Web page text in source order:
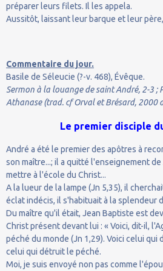
préparer leurs filets. Il les appela.
Aussitôt, laissant leur barque et leur
Commentaire du jour.
Basile de Séleucie (?-v. 468), Évêque.
Sermon à la louange de saint André, 2-3 ;
Athanase (trad. cf Orval et Brésard, 2000
Le premier disciple
André a été le premier des apôtres à
son maître...; il a quitté l'enseignement
mettre à l'école du Christ...
A la lueur de la lampe (Jn 5,35), il
éclat indécis, il s'habituait à la splendeur
Du maître qu'il était, Jean Baptiste est
Christ présent devant lui : « Voici, dit-il,
péché du monde (Jn 1,29). Voici celui qui
celui qui détruit le péché.
Moi, je suis envoyé non pas comme